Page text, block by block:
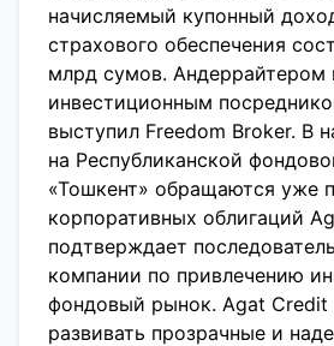
начисляемый купонный
страхового обеспечения
млрд сумов. Андеррайтером
инвестиционным
выступил Freedom Broker. В
на Республиканской
«Тошкент» обращаются уже
корпоративных облигаций
подтверждает
компании по привлечению
фондовый рынок. Agat Credit
развивать прозрачные и